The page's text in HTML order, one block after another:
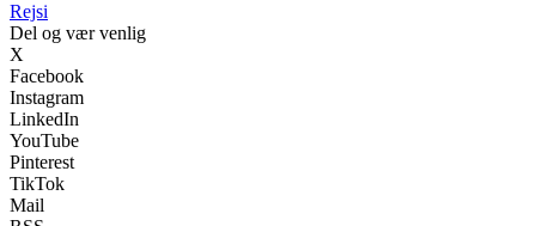
Rejsi
Del og vær venlig
X
Facebook
Instagram
LinkedIn
YouTube
Pinterest
TikTok
Mail